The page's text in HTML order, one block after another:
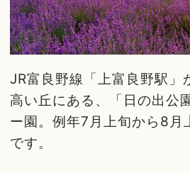
JR富良野線「上富良野駅」
高い丘にある、「日の出公
ー園。例年7月上旬から8月
です。